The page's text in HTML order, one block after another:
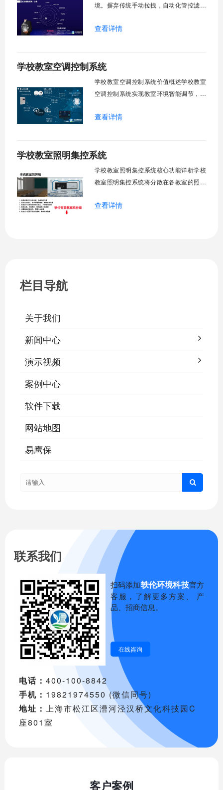
境。摒弃传统手动拉拽，自动化管控滤除
足，节能降耗。精准适配多媒体教学、考
能智慧校园生态升级。智能光感调节1. 动
态光照追踪实时捕捉室外照度参数。光照
查看详情
学校教室空调控制系统
学校教室空调控制系统价值概述学校教室
空调控制系统实现教室环境智能调节，提
管理全校空调设备，远程监控运行状态，
警。管理人员通过平台统一管控，减少人
工巡检工作量，延长设备使用寿命，节约
查看详情
学校教室照明集控系统
学校教室照明集控系统核心功能详析学校
教室照明集控系统将分散在各教室的照明
关、按需调光、定时策略、能耗监测、故
查看详情
栏目导航
关于我们
新闻中心
演示视频
案例中心
软件下载
网站地图
易鹰保
联系我们
扫码添加轶伦环境科技官方
客服，了解更多方案、 产
品、招商信息。
在线咨询
电话： 400-100-8842
手机： 19821974550 (微信同号)
地址： 上海市松江区漕河泾汉桥文化科技园C
座801室
客户案例